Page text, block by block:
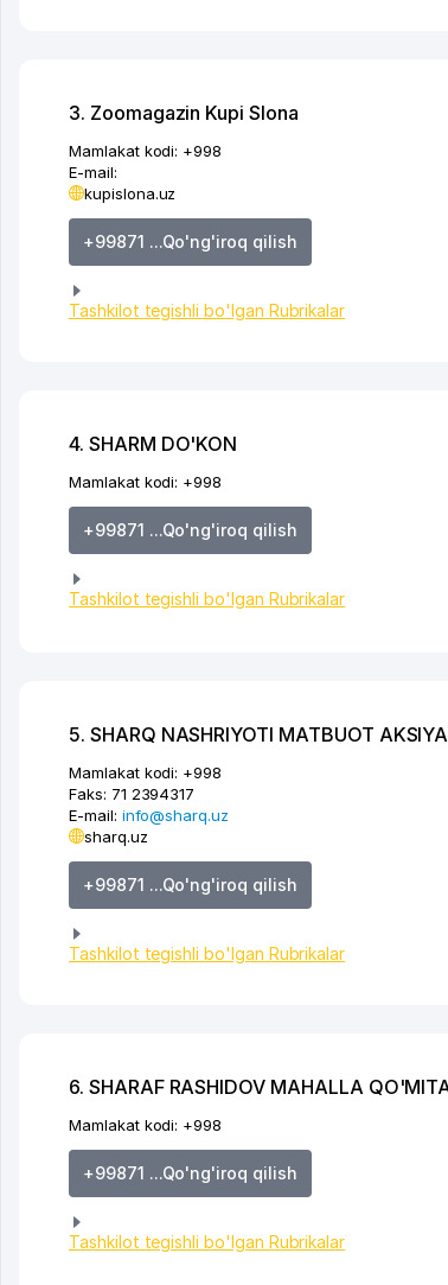
3. Zoomagazin Kupi Slona
Mamlakat kodi: +998
E-mail:
kupislona.uz
+99871 ...Qo'ng'iroq qilish
Tashkilot tegishli bo'lgan Rubrikalar
4. SHARM DO'KON
Mamlakat kodi: +998
+99871 ...Qo'ng'iroq qilish
Tashkilot tegishli bo'lgan Rubrikalar
5. SHARQ NASHRIYOTI MATBUOT
Mamlakat kodi: +998
Faks: 71 2394317
E-mail: info@sharq.uz
sharq.uz
+99871 ...Qo'ng'iroq qilish
Tashkilot tegishli bo'lgan Rubrikalar
6. SHARAF RASHIDOV MAHALLA
Mamlakat kodi: +998
+99871 ...Qo'ng'iroq qilish
Tashkilot tegishli bo'lgan Rubrikalar